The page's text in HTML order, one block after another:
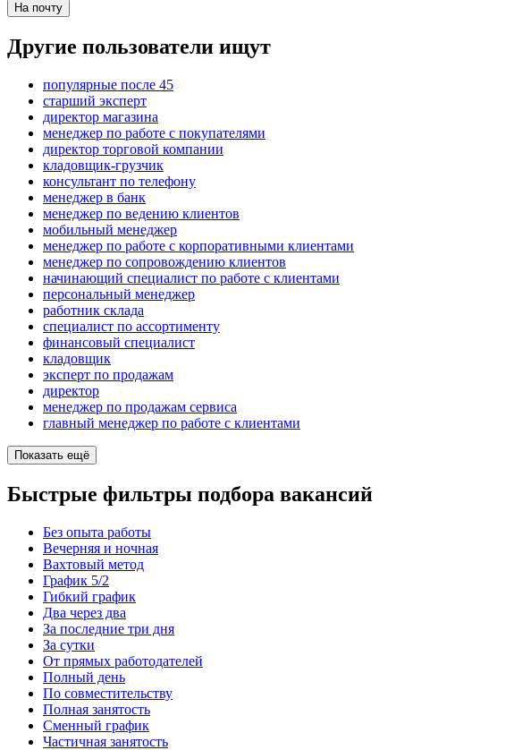
На почту
Другие пользователи ищут
популярные после 45
старший эксперт
директор магазина
менеджер по работе с покупателями
директор торговой компании
кладовщик-грузчик
консультант по телефону
менеджер в банк
менеджер по ведению клиентов
мобильный менеджер
менеджер по работе с корпоративными клиентами
менеджер по сопровождению клиентов
начинающий специалист по работе с клиентами
персональный менеджер
работник склада
специалист по ассортименту
финансовый специалист
кладовщик
эксперт по продажам
директор
менеджер по продажам сервиса
главный менеджер по работе с клиентами
Показать ещё
Быстрые фильтры подбора вакансий
Без опыта работы
Вечерняя и ночная
Вахтовый метод
График 5/2
Гибкий график
Два через два
За последние три дня
За сутки
От прямых работодателей
Полный день
По совместительству
Полная занятость
Сменный график
Частичная занятость